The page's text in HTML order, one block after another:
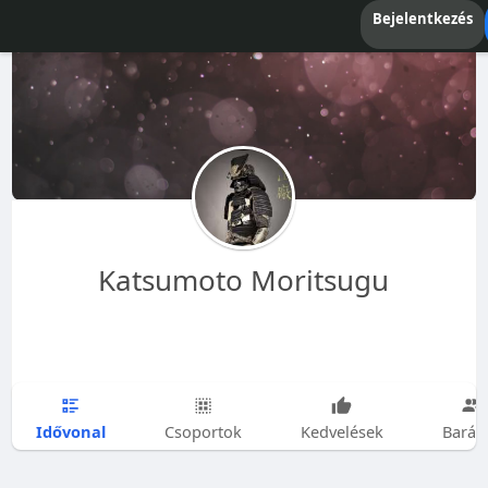
Bejelentkezés
Katsumoto Moritsugu
Idővonal Csoportok Kedvelések